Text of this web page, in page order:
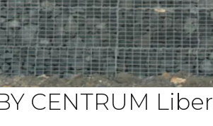
CENTRUM